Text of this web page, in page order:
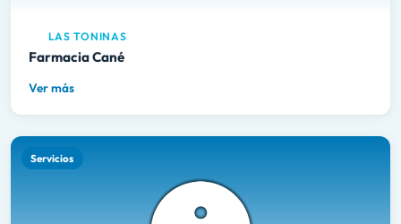
LAS TONINAS
Farmacia Cané
Ver más
Servicios